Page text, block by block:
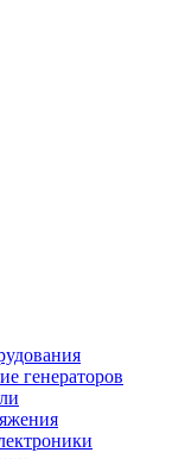
генераторов